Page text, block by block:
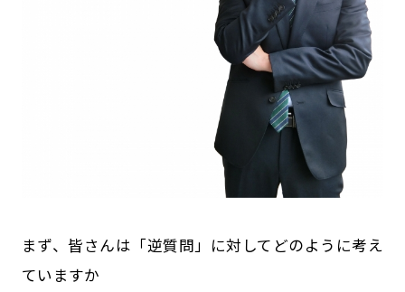
まず、皆さんは「逆質問」に対してどのように考え
ていますか